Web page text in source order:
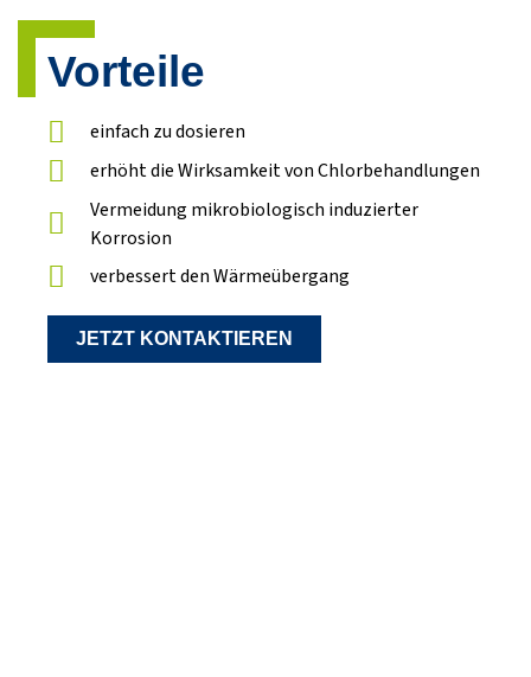
Vorteile
einfach zu dosieren
erhöht die Wirksamkeit von Chlorbehandlungen
Vermeidung mikrobiologisch induzierter
Korrosion
verbessert den Wärmeübergang
JETZT KONTAKTIEREN